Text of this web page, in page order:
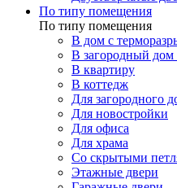
По типу помещения
По типу помещения
В дом с
В загородный дом
В квартиру
В коттедж
Для загородного
Для новостройки
Для офиса
Для храма
Со скрытыми
Этажные двери